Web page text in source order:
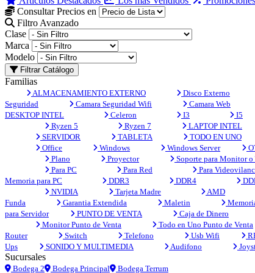
Consultar Precios en
Filtro Avanzado
Clase
Marca
Modelo
Filtrar Catálogo
Familias
ALMACENAMIENTO EXTERNO Disco Externo
Seguridad
Camara Seguridad Wifi Camara Web
DESKTOP INTEL
Celeron I3 I5
Ryzen 5
Ryzen 7 LAPTOP INTEL
SERVIDOR
TABLETA TODO EN UNO
Office
Windows Windows Server
Plano
Proyector Soporte para Monitor
Para PC
Para Red Para
Memoria para PC
DDR3 DDR4
NVIDIA
Tarjeta Madre AMD
Funda
Garantia Extendida Maletin
para Servidor
PUNTO DE VENTA Caja de Dinero
Monitor Punto de Venta
Todo en Uno Punto de Venta
Router
Switch Telefono Usb Wifi
Ups
SONIDO Y MULTIMEDIA Audifono
Sucursales
Bodega 2 Bodega Principal Bodega Terrum